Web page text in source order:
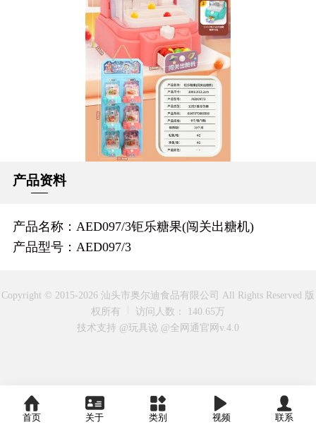
首页 关于 类别 视频 联系
产品资料
产品名称：AED097/3钜乐糖果(闯关出糖机)
产品型号：AED097/3
Copyright © 2015-2026 汕头市奥尔迪食品有限公司 All Rights Reserved 版
权所有
访问人数： 140.65万
技术支持 @玩具说 @全网通官网v.4.0